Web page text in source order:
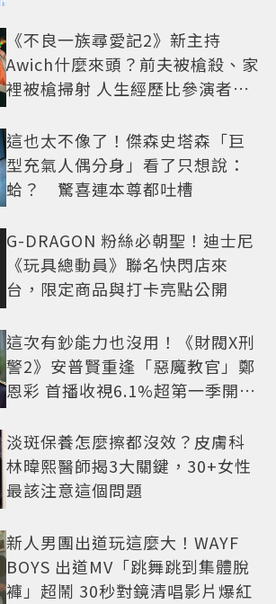
《不良一族尋愛記2》新主持
Awich什麼來頭？前夫被槍殺、家
裡被槍掃射 人生經歷比參演者還
這也太不像了！傑森史塔森「巨
型充氣人偶分身」看了只想說：
蛤？ 驚喜連本尊都吐槽
G-DRAGON 粉絲必朝聖！迪士尼
《玩具總動員》聯名快閃店來
台，限定商品與打卡亮點公開
這次有鈔能力也沒用！《財閥X刑
警2》安普賢重逢「惡魔教官」鄭
恩彩 首播收視6.1%超第一季開紅
淡斑保養怎麼擦都沒效？皮膚科
林暐熙醫師揭3大關鍵，30+女性
最該注意這個問題
新人男團出道玩這麼大！WAYF
BOYS 出道MV「跳舞跳到集體脫
褲」超鬧 30秒對鏡清唱影片爆紅